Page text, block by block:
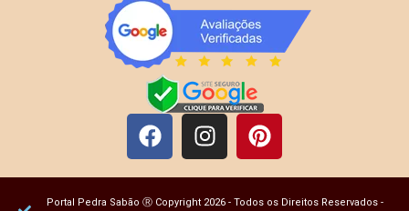
Portal Pedra Sabão Ⓡ Copyright 2026 - Todos os Direitos Reservados -